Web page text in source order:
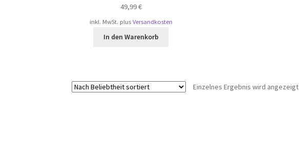
49,99€
inkl. MwSt. plus Versandkosten
In den Warenkorb
Einzelnes Ergebnis wird angezeigt